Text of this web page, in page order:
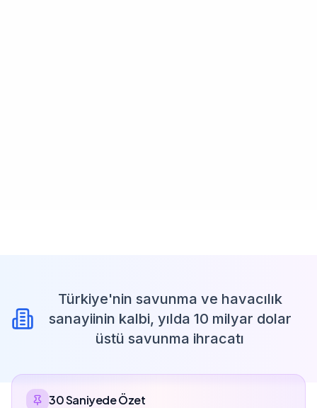
Türkiye'nin savunma ve havacılık
sanayiinin kalbi, yılda 10 milyar dolar
üstü savunma ihracatı
30 Saniyede Özet